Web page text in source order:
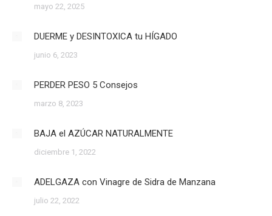
mayo 22, 2025
DUERME y DESINTOXICA tu HÍGADO
junio 6, 2023
PERDER PESO 5 Consejos
marzo 8, 2023
BAJA el AZÚCAR NATURALMENTE
diciembre 1, 2022
ADELGAZA con Vinagre de Sidra de Manzana
julio 22, 2022